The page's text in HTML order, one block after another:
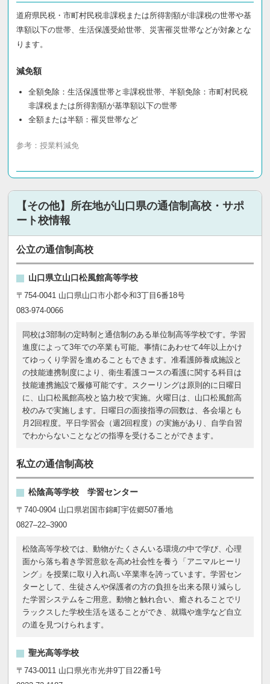
道府県民税・市町村民税非課税または所得割額が非課税の世帯や基
準額以下の世帯、生活保護受給世帯、災害罹災世帯などが対象とな
ります。
減免額
全額免除：生活保護世帯と非課税世帯、半額免除：市町村民税
非課税または所得割額が基準額以下の世帯
全額または半額：罹災世帯など
参考： 授業料減免
【その他】所在地が山口県の通信制高校・サポ
ート校情報
公立の通信制高校
山口県立山口松風館高等学校
〒754-0041 山口県山口市小郡令和3丁目6番18号
083-974-0066
同校は3部制の定時制と通信制のある単位制高等学校です。学習
進度によって3年での卒業も可能。事情にあわせて4年以上かけ
てゆっくり学習を進めることもできます。准看護師養成施設と
の技能連携制度により、衛生看護コースの看護に関する科目は
技能連携施設で履修可能です。スクーリングは原則的に日曜日
に、山口松風館高校と協力校で実施。火曜日は、山口松風館高
校のみで実施します。日曜日の面接指導の回数は、各会場とも
月2回程度。平日学習会（週2回程度）の実施があり、自学自習
でわからないことなどの指導を受けることができます。
私立の通信制高校
松陰高等学校 学習センター
〒740-0904 山口県岩国市錦町宇佐郷507番地
0827–22–3900
松陰高等学校では、動物がたくさんいる環境の中で学び、心理
面から落ち着き学習意欲を高め社会性を養う「アニマルヒーリ
ング」を授業に取り入れ高い卒業率を誇っています。学習セン
ターとして、生徒さんや保護者の方の負担を出来る限り減らし
た学習システムをご用意。動物と触れ合い、癒されることでリ
ラックスした学校生活を送ることができ、就職や進学など自立
の道を見つけられます。
聖光高等学校
〒743-0011 山口県光市光井9丁目22番1号